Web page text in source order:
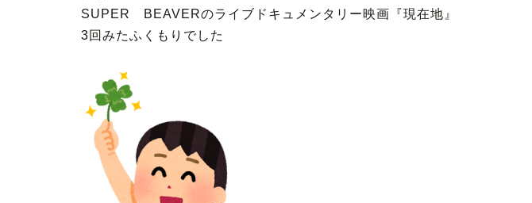
SUPER BEAVERのライブドキュメンタリー映画『現在地』
3回みたふくもりでした